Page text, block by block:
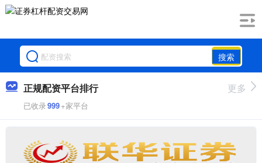
搜索
正规配资平台排行
已收录999+家平台
更多